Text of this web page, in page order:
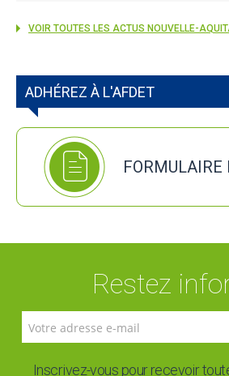
VOIR TOUTES LES ACTUS NOUVELLE-
ADHÉREZ À L'AFDET
FORMULAIRE
Restez
Inscrivez-vous pour recevoir